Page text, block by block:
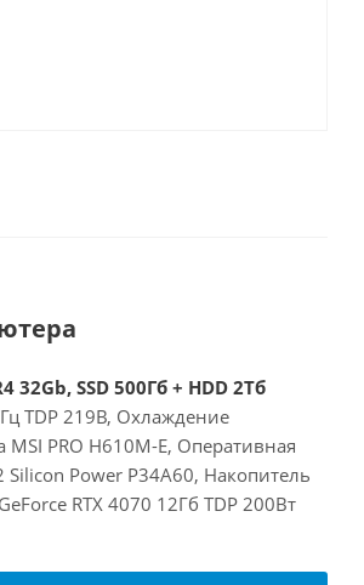
32Gb, SSD 500Гб + HDD 2Тб
TDP 219В, Охлаждение
MSI PRO H610M-E, Оперативная
Silicon Power P34A60, Накопитель
RTX 4070 12Гб TDP 200Вт